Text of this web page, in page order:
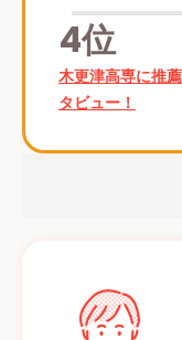
4位
木更津高専に推
タビュー！